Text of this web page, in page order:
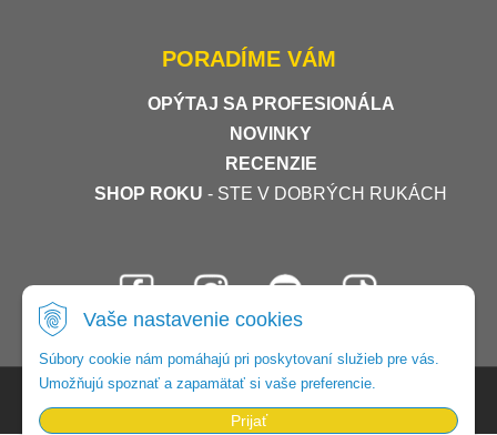
Vaše nastavenie cookies
Súbory cookie nám pomáhajú pri poskytovaní služieb pre vás.
Umožňujú spoznať a zapamätať si vaše preferencie.
Prijať
PORADÍME VÁM
OPÝTAJ SA PROFESIONÁLA
NOVINKY
RECENZIE
SHOP ROKU - STE V DOBRÝCH RUKÁCH
© 2026 Foto-video-shop •tvorba eshopu cez UNIobchod
spoločnostiWEBYGROUP